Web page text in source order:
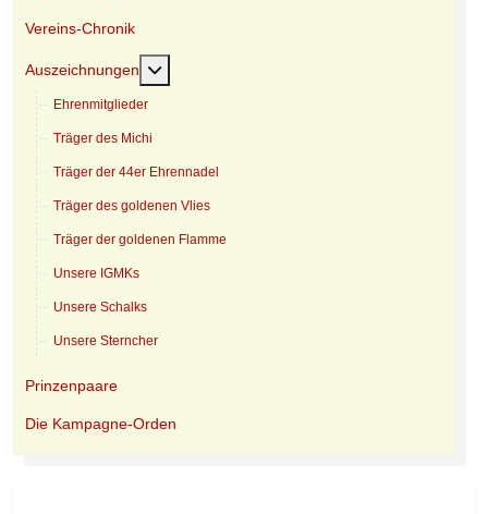
Vereins-Chronik
Auszeichnungen Weitere Informationen: Auszeichnungen
Ehrenmitglieder
Träger des Michi
Träger der 44er Ehrennadel
Träger des goldenen Vlies
Träger der goldenen Flamme
Unsere IGMKs
Unsere Schalks
Unsere Sterncher
Prinzenpaare
Die Kampagne-Orden